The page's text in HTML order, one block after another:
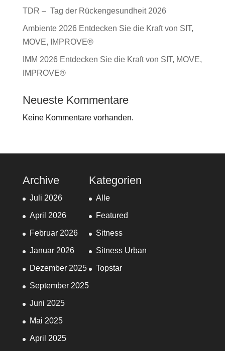
TDR – Tag der Rückengesundheit 2026
Ambiente 2026 Entdecken Sie die Kraft von SIT,
MOVE, IMPROVE®
IMM 2026 Entdecken Sie die Kraft von SIT, MOVE,
IMPROVE®
Neueste Kommentare
Keine Kommentare vorhanden.
Archive
Juli 2026
April 2026
Februar 2026
Januar 2026
Dezember 2025
September 2025
Juni 2025
Mai 2025
April 2025
Kategorien
Alle
Featured
Sitness
Sitness Urban
Topstar